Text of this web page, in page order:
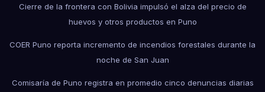
Cierre de la frontera con Bolivia impulsó el alza del precio de
huevos y otros productos en Puno
COER Puno reporta incremento de incendios forestales durante la
noche de San Juan
Comisaría de Puno registra en promedio cinco denuncias diarias